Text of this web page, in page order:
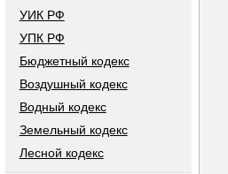
УИК РФ
УПК РФ
Бюджетный кодекс
Воздушный кодекс
Водный кодекс
Земельный кодекс
Лесной кодекс